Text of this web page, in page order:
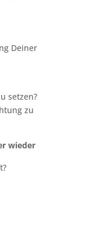
Deiner
setzen?
zu
wieder